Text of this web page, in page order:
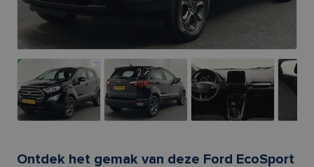
Ontdek het gemak van deze Ford EcoSport